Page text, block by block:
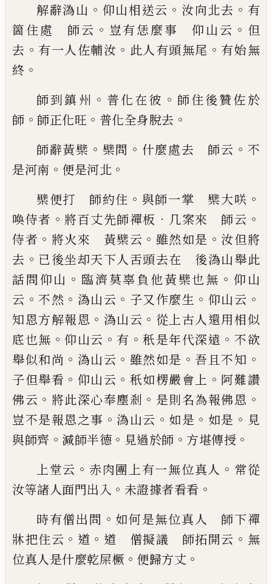
解辭溈山 。 仰山相送云 。 汝向北去 。 有
箇住處 師云 。 豈有恁麼事 仰山云 。 但
去 。 有一人佐輔汝 。 此人有頭無尾 。 有始無
終 。
師到鎮州 。 普化在彼 。 師住後贊佐於
師 。 師正化旺 。 普化全身脫去 。
師辭黃檗 。 檗問 。 什麼處去 師云 。 不
是河南 。 便是河北 。
檗便打 師約住 。 與師一掌 檗大咲 。
喚侍者 。 將百丈先師禪板 ． 几案來 師云 。
侍者 。 將火來 黃檗云 。 雖然如是 。 汝但將
去 。 已後坐却天下人舌頭去在
後溈山舉此
話問仰山 。 臨濟莫辜負他黃檗也無 。 仰山
云 。不然 。 溈山云 。 子又作麼生 。 仰山云 。
知恩方解報恩 。 溈山云 。 從上古人還用相似
底也無 。仰山云 。 有 。秖是年代深遠 。不欲
舉似和尚 。 溈山云 。 雖然如是 。 吾 且不知 。
子但舉看 。 仰山云 。 秖如楞嚴會上 。 阿難讚
佛云 。 將此深心奉塵剎 。 是則名為報佛恩 。
豈不是報恩之事 。 溈山云 。 如是 。 如是 。 見
與師齊 。 減師半德 。 見過於師 。 方堪傳授 。
上堂云 。 赤肉團上有一無位真人 。 常從
汝等諸人面門出入 。 未證據者看看 。
時有僧出問 。 如何是無位真人 師下禪
牀把住云 。 道 。 道 僧擬議 師拓開云 。 無
位真人是什麼乾屎橛 。 便歸方丈 。